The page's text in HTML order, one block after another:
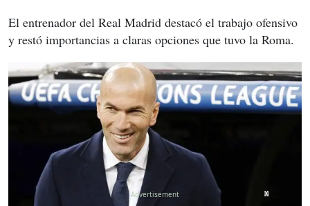
El entrenador del Real Madrid destacó el trabajo ofensivo
y restó importancias a claras opciones que tuvo la Roma.
X
X